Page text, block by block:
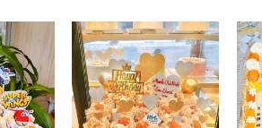
560.000 ₫
đến
560.000